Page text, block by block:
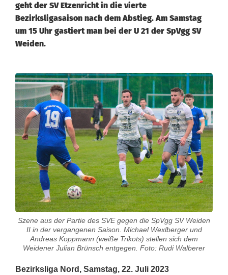
geht der SV Etzenricht in die vierte
Bezirksligasaison nach dem Abstieg. Am Samstag
um 15 Uhr gastiert man bei der U 21 der SpVgg SV
Weiden.
S
V
E
t
z
e
n
rSzene aus der Partie des SVE gegen die SpVgg SV Weiden
II in der vergangenen Saison. Michael Wexlberger und
Andreas Koppmann (weiße Trikots) stellen sich dem
Weidener Julian Brünsch entgegen. Foto: Rudi Walberer
Bezirksliga Nord, Samstag, 22. Juli 2023